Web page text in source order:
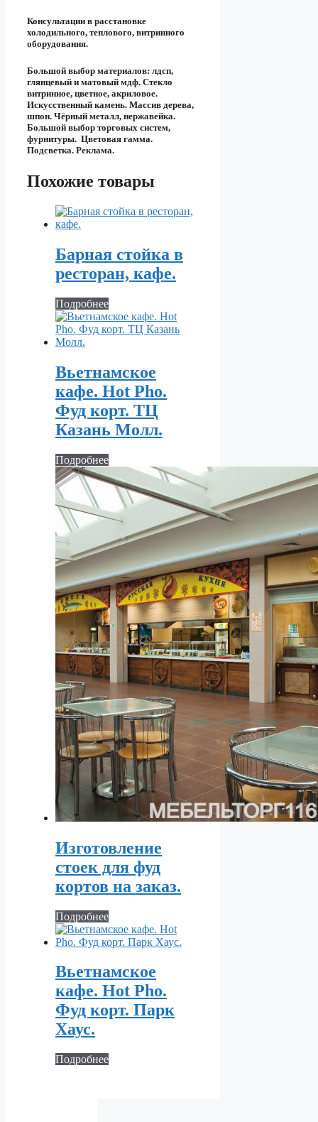
Консультации в расстановке
холодильного, теплового, витринного
оборудования.
Большой выбор материалов: лдсп,
глянцевый и матовый мдф. Стекло
витринное, цветное, акриловое.
Искусственный камень. Массив дерева,
шпон. Чёрный металл, нержавейка.
Большой выбор торговых систем,
фурнитуры. Цветовая гамма.
Подсветка. Реклама.
Похожие товары
Барная стойка в
ресторан, кафе.
Подробнее
Вьетнамское
кафе. Hot Pho.
Фуд корт. ТЦ
Казань Молл.
Подробнее
Изготовление
стоек для фуд
кортов на заказ.
Подробнее
Вьетнамское
кафе. Hot Pho.
Фуд корт. Парк
Хаус.
Подробнее